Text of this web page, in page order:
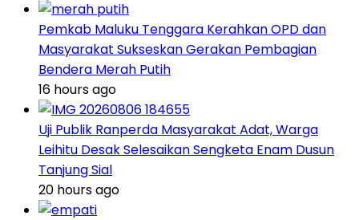
Pemkab Maluku Tenggara Kerahkan OPD dan
Masyarakat Sukseskan Gerakan Pembagian
Bendera Merah Putih
16 hours ago
Uji Publik Ranperda Masyarakat Adat, Warga
Leihitu Desak Selesaikan Sengketa Enam Dusun
Tanjung Sial
20 hours ago